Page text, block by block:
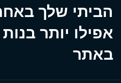
הביתי שלך
אפילו יותר
באתר